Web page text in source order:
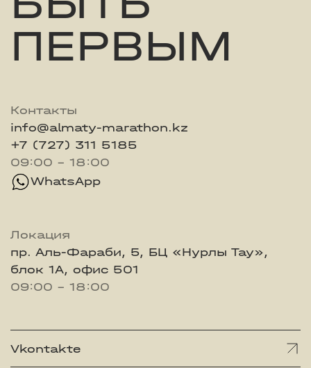
ПЕРВЫМ
Контакты
info@almaty-marathon.kz
+7 (727) 311 5185
09:00 - 18:00
WhatsApp
Локация
пр. Аль-Фараби, 5, БЦ «Нурлы Тау»,
блок 1А, офис 501
09:00 - 18:00
Vkontakte